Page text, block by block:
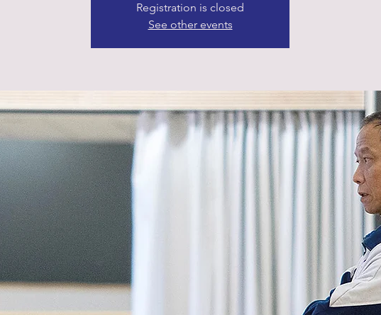
Registration is closed
See other events